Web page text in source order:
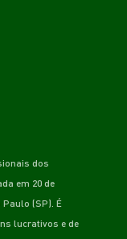
dos
em 20 de
Paulo (SP). É
lucrativos e de